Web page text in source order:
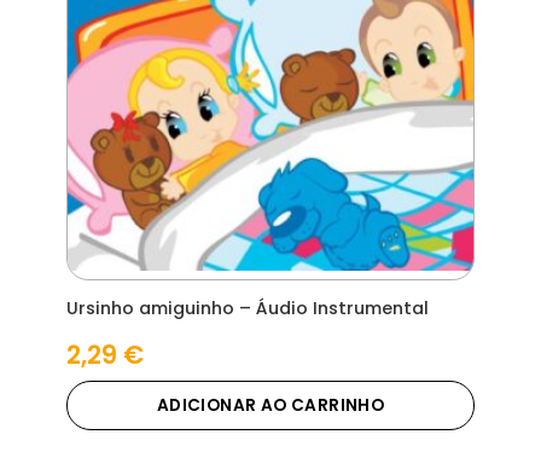
Ursinho amiguinho – Áudio Instrumental
2,29 €
ADICIONAR AO CARRINHO